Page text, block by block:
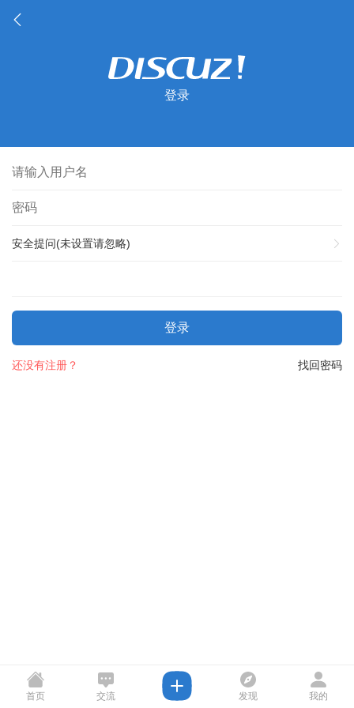
登录
安全提问(未设置请忽略)
登录
找回密码
还没有注册？
首页 交流 发现 我的